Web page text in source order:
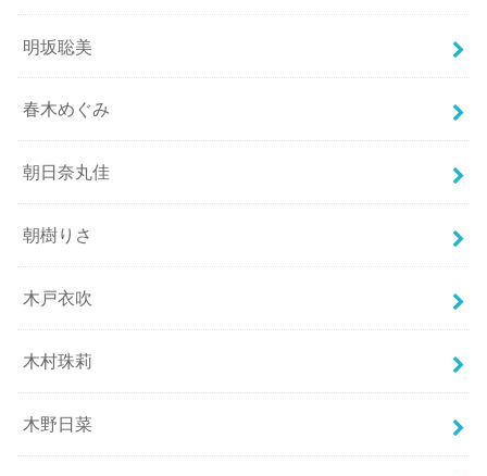
明坂聡美
春木めぐみ
朝日奈丸佳
朝樹りさ
木戸衣吹
木村珠莉
木野日菜